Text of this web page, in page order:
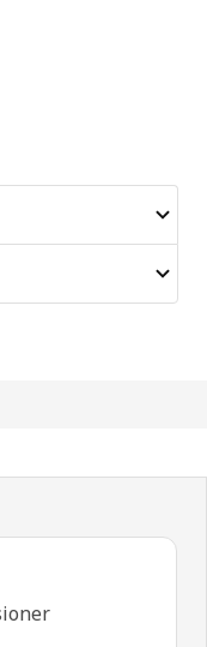
Totalt antal